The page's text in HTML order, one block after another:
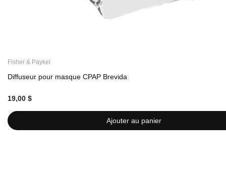
Ajouter au panier
Fisher & Paykel
Diffuseur pour masque CPAP Brevida
19,00 $